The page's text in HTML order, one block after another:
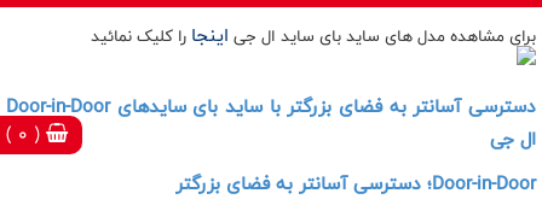
( 0 )
برای مشاهده مدل های ساید بای ساید ال جی اینجا را کلیک نمائید
دسترسی آسانتر به فضای بزرگتر با ساید بای سایدهای Door-in-Door
ال جی
Door-in-Door؛ دسترسی آسانتر به فضای بزرگتر